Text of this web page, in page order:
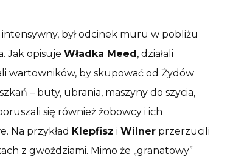
był odcinek muru w pobliżu
Jak opisuje Władka Meed, działali
wartowników, by skupować od Żydów
– buty, ubrania, maszyny do szycia,
się również żobowcy i ich
Na przykład Klepfisz i Wilner przerzucili
z gwoździami. Mimo że „granatowy”